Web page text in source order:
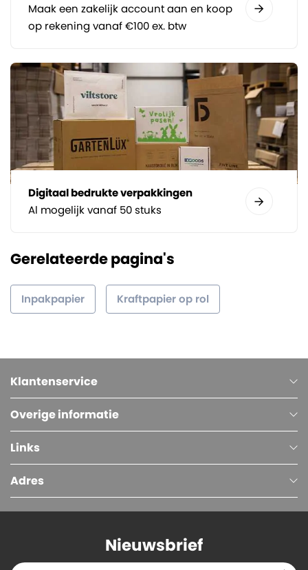
Maak een zakelijk account aan en koop
op rekening vanaf €100 ex. btw
Digitaal bedrukte verpakkingen
Al mogelijk vanaf 50 stuks
Gerelateerde pagina's
Inpakpapier Kraftpapier op rol
Klantenservice
Overige informatie
Links
Adres
Nieuwsbrief